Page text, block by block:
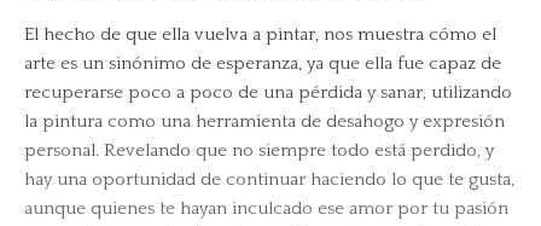
El hecho de que ella vuelva a pintar, nos muestra cómo el
arte es un sinónimo de esperanza, ya que ella fue capaz de
recuperarse poco a poco de una pérdida y sanar, utilizando
la pintura como una herramienta de desahogo y expresión
personal. Revelando que no siempre todo está perdido, y
hay una oportunidad de continuar haciendo lo que te gusta,
aunque quienes te hayan inculcado ese amor por tu pasión